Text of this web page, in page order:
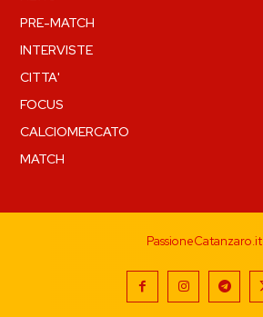
PRE-MATCH
INTERVISTE
CITTA'
FOCUS
CALCIOMERCATO
MATCH
PassioneCatanzaro.it